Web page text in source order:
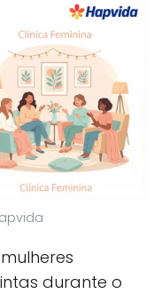
durante o